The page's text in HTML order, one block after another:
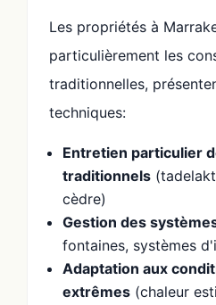
Les propriétés à
particulièrement les
traditionnelles,
techniques:
Entretien particulier
traditionnels
cèdre)
Gestion des
fontaines, systèmes
Adaptation aux
extrêmes (chaleur